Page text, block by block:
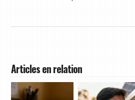
Articles en relation